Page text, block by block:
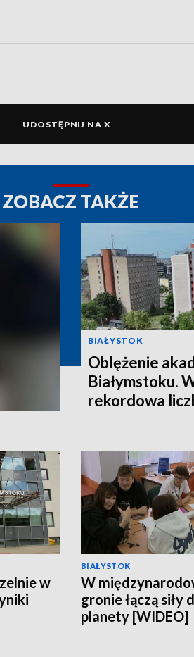
UDOSTĘPNIJ NA X
ZOBACZ TAKŻE
BIAŁYSTOK
Oblężenie
Białymstoku.
rekordowa
w
BIAŁYSTOK
W
gronie łączą siły
planety [WIDEO]